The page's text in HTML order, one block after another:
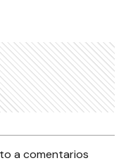
a comentarios